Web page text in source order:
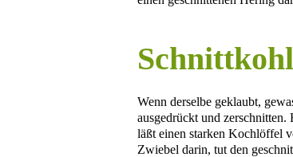
Schnittkohl
Wenn derselbe geklaubt,
ausgedrückt und
läßt einen starken Kochlöffel
Zwiebel darin, tut den